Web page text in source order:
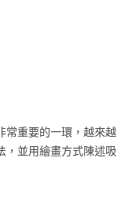
常重要的一環，越來越
，並用繪畫方式陳述吸